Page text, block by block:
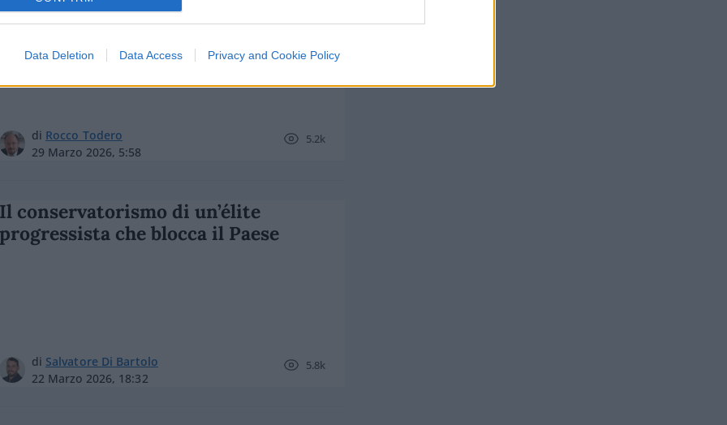
Data Deletion Data Access Privacy and Cookie Policy
le leggi, vogliono farle
di Rocco Todero
29 Marzo 2026, 5:58
5.2k
Il conservatorismo di un’élite
progressista che blocca il Paese
di Salvatore Di Bartolo
22 Marzo 2026, 18:32
5.8k